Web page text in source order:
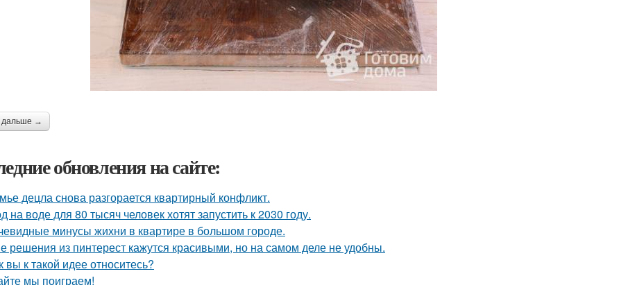
дальше →
обновления на сайте:
децла снова разгорается квартирный конфликт.
на воде для 80 тысяч человек хотят запустить к 2030 году.
минусы жихни в квартире в большом городе.
решения из пинтерест кажутся красивыми, но на самом деле не удобны.
вы к такой идее относитесь?
мы поиграем!